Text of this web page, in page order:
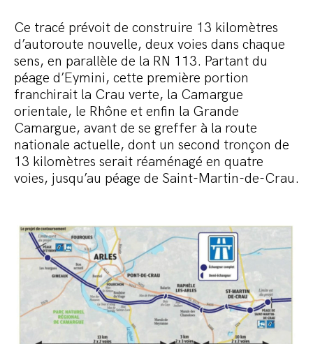
Ce tracé prévoit de construire 13 kilomètres
d’autoroute nouvelle, deux voies dans chaque
sens, en parallèle de la RN 113. Partant du
péage d’Eymini, cette première portion
franchirait la Crau verte, la Camargue
orientale, le Rhône et enfin la Grande
Camargue, avant de se greffer à la route
nationale actuelle, dont un second tronçon de
13 kilomètres serait réaménagé en quatre
voies, jusqu’au péage de Saint-Martin-de-Crau.